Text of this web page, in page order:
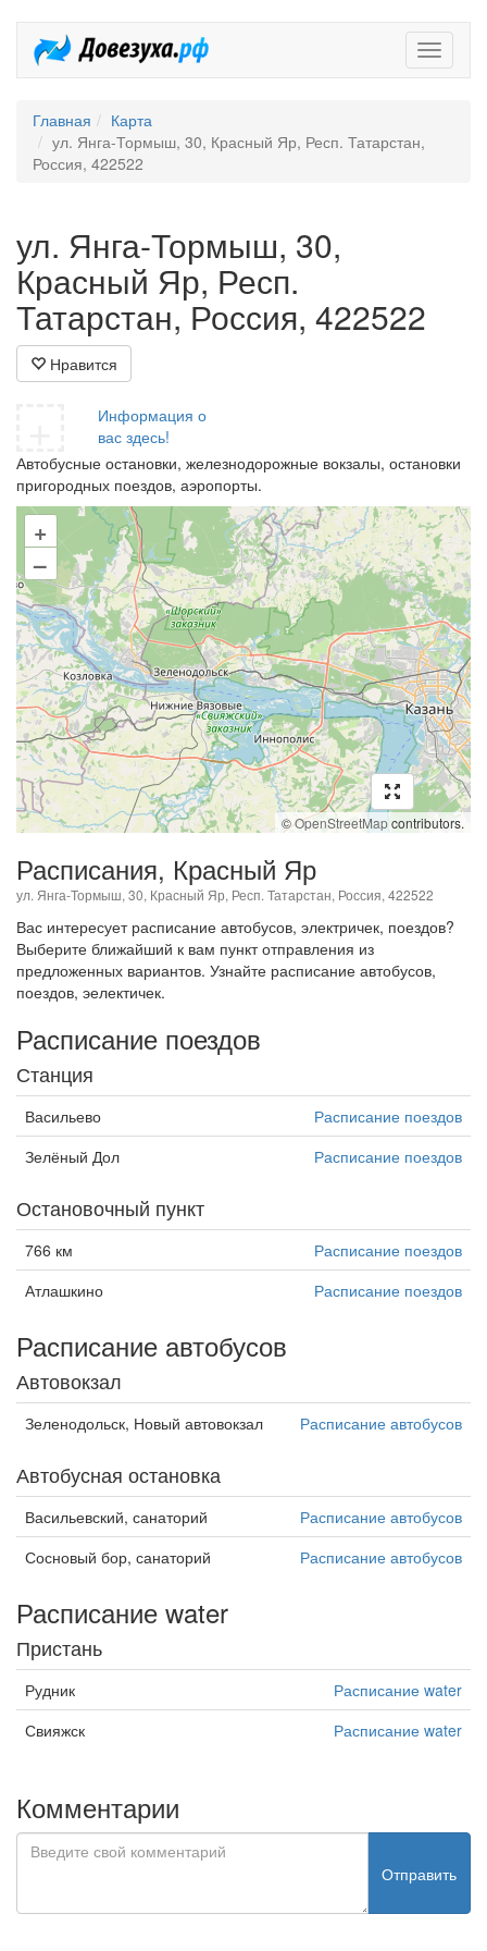
Главная
Карта
ул. Янга-Тормыш, 30, Красный Яр, Респ. Татарстан,
Россия, 422522
ул. Янга-Тормыш, 30,
Красный Яр, Респ.
Татарстан, Россия, 422522
Нравится
Информация о
вас здесь!
Автобусные остановки, железнодорожные вокзалы, остановки
пригородных поездов, аэропорты.
+
–
©OpenStreetMapcontributors.
Расписания, Красный Яр
ул. Янга-Тормыш, 30, Красный Яр, Респ. Татарстан, Россия, 422522
Вас интересует расписание автобусов, электричек, поездов?
Выберите ближайший к вам пункт отправления из
предложенных вариантов. Узнайте расписание автобусов,
поездов, эелектичек.
Расписание поездов
Станция
Васильево
Расписание поездов
Зелёный Дол
Расписание поездов
Остановочный пункт
766 км
Расписание поездов
Атлашкино
Расписание поездов
Расписание автобусов
Автовокзал
Зеленодольск, Новый автовокзал Расписание автобусов
Автобусная остановка
Васильевский, санаторий
Расписание автобусов
Сосновый бор, санаторий
Расписание автобусов
Расписание water
Пристань
Рудник
Расписание water
Свияжск
Расписание water
Комментарии
Отправить